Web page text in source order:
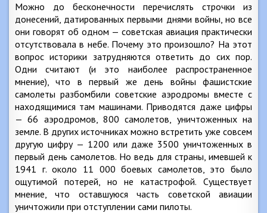
Можно до бесконечности перечислять строчки из
донесений, датированных первыми днями войны, но все
они говорят об одном — советская авиация практически
отсутствовала в небе. Почему это произошло? На этот
вопрос историки затрудняются ответить до сих пор.
Одни считают (и это наиболее распространенное
мнение), что в первый же день войны фашистские
самолеты разбомбили советские аэродромы вместе с
находящимися там машинами. Приводятся даже цифры
— 66 аэродромов, 800 самолетов, уничтоженных на
земле. В других источниках можно встретить уже совсем
другую цифру — 1200 или даже 3500 уничтоженных в
первый день самолетов. Но ведь для страны, имевшей к
1941 г. около 11 000 боевых самолетов, это было
ощутимой потерей, но не катастрофой. Существует
мнение, что оставшуюся часть советской авиации
уничтожили при отступлении сами пилоты.